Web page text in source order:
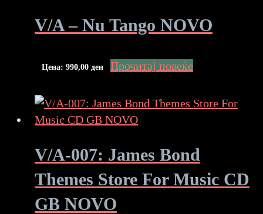
V/A – Nu Tango NOVO
Цена: 990,00 ден Прочитај повеќе
V/A-007: James Bond
Themes Store For Music CD
GB NOVO